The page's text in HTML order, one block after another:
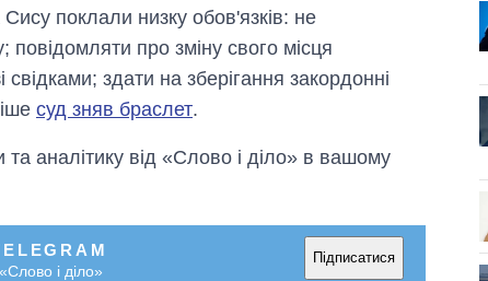
поклали низку обов'язків: не
про зміну свого місця
здати на зберігання закордонні
суд зняв браслет.
аналітику від «Слово і діло» в вашому
і діло»
Підписатися